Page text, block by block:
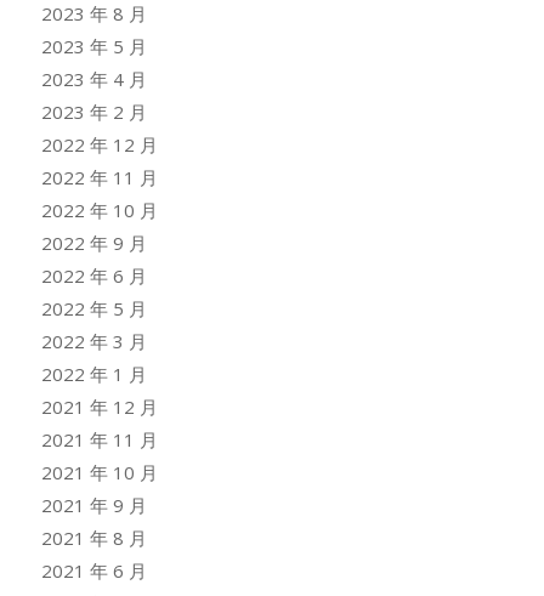
2023 年 8 月
2023 年 5 月
2023 年 4 月
2023 年 2 月
2022 年 12 月
2022 年 11 月
2022 年 10 月
2022 年 9 月
2022 年 6 月
2022 年 5 月
2022 年 3 月
2022 年 1 月
2021 年 12 月
2021 年 11 月
2021 年 10 月
2021 年 9 月
2021 年 8 月
2021 年 6 月